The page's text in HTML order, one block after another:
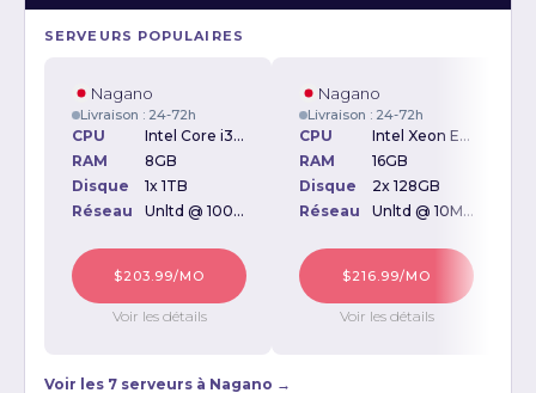
SERVEURS POPULAIRES
Nagano
Livraison : 24-72h
CPU
Intel Core i3-2120 3.30GHz
RAM
8GB
Disque
1x 1TB
Réseau
Unltd @ 100Mbps
$203.99/MO
Voir les détails
Nagano
Livraison : 24-72h
CPU
Intel Xeon E3-1260v2
RAM
16GB
Disque
2x 128GB
Réseau
Unltd @ 10Mbps
$216.99/MO
Voir les détails
Voir les 7 serveurs à Nagano →